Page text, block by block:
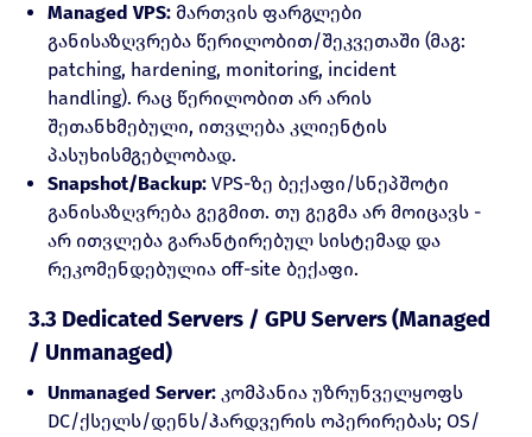
Managed VPS: მართვის ფარგლები
განისაზღვრება წერილობით/შეკვეთაში (მაგ:
patching, hardening, monitoring, incident
handling). რაც წერილობით არ არის
შეთანხმებული, ითვლება კლიენტის
პასუხისმგებლობად.
Snapshot/Backup: VPS-ზე ბექაფი/სნეპშოტი
განისაზღვრება გეგმით. თუ გეგმა არ მოიცავს -
არ ითვლება გარანტირებულ სისტემად და
რეკომენდებულია off-site ბექაფი.
3.3 Dedicated Servers / GPU Servers (Managed
/ Unmanaged)
Unmanaged Server: კომპანია უზრუნველყოფს
DC/ქსელს/დენს/ჰარდვერის ოპერირებას; OS/